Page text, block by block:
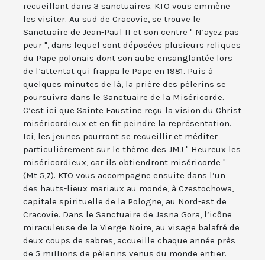
recueillant dans 3 sanctuaires. KTO vous emmène
les visiter. Au sud de Cracovie, se trouve le
Sanctuaire de Jean-Paul II et son centre " N’ayez pas
peur ", dans lequel sont déposées plusieurs reliques
du Pape polonais dont son aube ensanglantée lors
de l’attentat qui frappa le Pape en 1981. Puis à
quelques minutes de là, la prière des pèlerins se
poursuivra dans le Sanctuaire de la Miséricorde.
C’est ici que Sainte Faustine reçu la vision du Christ
miséricordieux et en fit peindre la représentation.
Ici, les jeunes pourront se recueillir et méditer
particulièrement sur le thème des JMJ " Heureux les
miséricordieux, car ils obtiendront miséricorde "
(Mt 5,7). KTO vous accompagne ensuite dans l’un
des hauts-lieux mariaux au monde, à Czestochowa,
capitale spirituelle de la Pologne, au Nord-est de
Cracovie. Dans le Sanctuaire de Jasna Gora, l’icône
miraculeuse de la Vierge Noire, au visage balafré de
deux coups de sabres, accueille chaque année près
de 5 millions de pèlerins venus du monde entier.